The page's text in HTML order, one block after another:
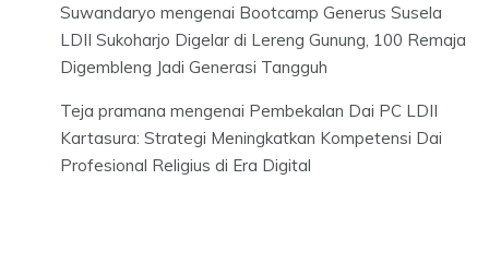
Suwandaryo mengenai Bootcamp Generus Susela
LDII Sukoharjo Digelar di Lereng Gunung, 100 Remaja
Digembleng Jadi Generasi Tangguh
Teja pramana mengenai Pembekalan Dai PC LDII
Kartasura: Strategi Meningkatkan Kompetensi Dai
Profesional Religius di Era Digital